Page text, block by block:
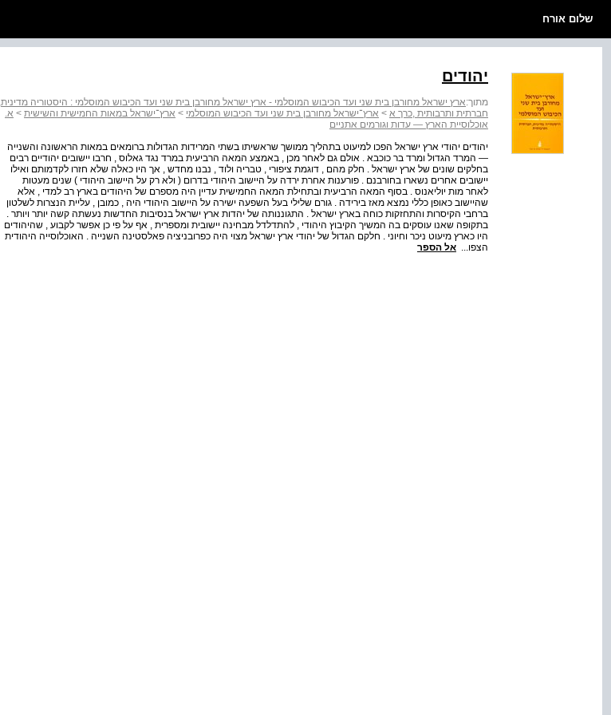
שלום אורח
יהודים
מתוך:ארץ ישראל מחורבן בית שני ועד הכיבוש המוסלמי - ארץ ישראל מחורבן בית שני ועד הכיבוש המוסלמי : היסטוריה מדינית,
חברתית ותרבותית ,כרך א > ארץ־ישראל מחורבן בית שני ועד הכיבוש המוסלמי > ארץ־ישראל במאות החמישית והשישית > א.
אוכלוסיית הארץ — עדות וגורמים אתניים
יהודים יהודי ארץ ישראל הפכו למיעוט בתהליך ממושך שראשיתו בשתי המרידות הגדולות ברומאים במאות הראשונה והשנייה
— המרד הגדול ומרד בר כוכבא . אולם גם לאחר מכן , באמצע המאה הרביעית במרד נגד גאלוס , חרבו יישובים יהודיים רבים
בחלקים שונים של ארץ ישראל . חלק מהם , דוגמת ציפורי , טבריה ולוד , נבנו מחדש , אך היו כאלה שלא חזרו לקדמותם ואילו
יישובים אחרים נשארו בחורבנם . פורענות אחרת ירדה על היישוב היהודי בדרום ( ולא רק על היישוב היהודי ) שנים מעטות
לאחר מות יוליאנוס . בסוף המאה הרביעית ובתחילת המאה החמישית עדיין היה מספרם של היהודים בארץ רב למדי , אלא
שהיישוב כאופן כללי נמצא מאז בירידה . גורם שלילי בעל השפעה ישירה על היישוב היהודי היה , כמובן , עליית הנצרות לשלטון
ברחבי הקיסרות והתחזקות כוחה בארץ ישראל . התגוננותה של יהדות ארץ ישראל בנסיבות החדשות נעשתה קשה יותר ויותר .
בתקופה שאנו עוסקים בה המשיך הקיבוץ היהודי , להתדלדל מבחינה יישובית ומספרית , אף על פי כן אפשר לקבוע , שהיהודים
היו כארץ מיעוט ניכר וחיוני . חלקם הגדול של יהודי ארץ ישראל מצוי היה כפרובניציה פאלסטינה השנייה . האוכלוסייה היהודית
הצפו... אל הספר